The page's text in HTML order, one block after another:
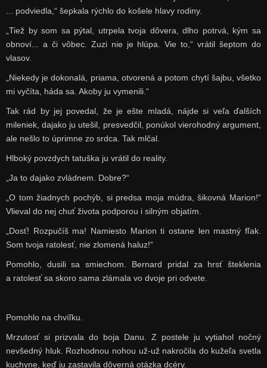
... podviedla,“ šepkala rýchlo do košele hlavy rodiny.
„Tiež by som sa pýtal, utrpela tvoja dôvera, dlho potrvá, kým sa
obnoví... a či vôbec. Zuzi nie je hlúpa. Vie to,“ vrátil šeptom do
vlasov.
„Niekedy je dokonalá, priama, otvorená a potom chytí šajbu, všetko
mi vyčíta, háda sa. Akoby ju vymenili.“
Tak rád by jej povedal, že je ešte mladá, nájde si veľa ďalších
mileniek, dajako ju utešil, presvedčil, ponúkol vierohodný argument,
ale nešlo to úprimne zo srdca. Tak mlčal.
Hlboký povzdych tatuška ju vrátil do reality.
„Ja to dajako zvládnem. Dobre?“
„O tom žiadnych pochýb, si predsa moja múdra, šikovná Marion!“
Vlieval do nej chuť života podporou i silným objatím.
„Dosť! Rozpučíš ma! Namiesto Marion ti ostane len mastný fľak.
Som tvoja ratolesť, nie zlomená haluz!“
Pomohlo, dusili sa smiechom. Bernard pridal za hrsť šteklenia
a ratolesť sa skoro sama zlámala vo dvoje pri odvete.
Pomohlo na chvíľku.
Mrzutosť si prizvala do boja Danu. Z postele ju vytiahol nočný
nevšedný hluk. Rozhodnou nohou už-už nakročila do kužeľa svetla
kuchyne, keď ju zastavila dôverná otázka dcéry.